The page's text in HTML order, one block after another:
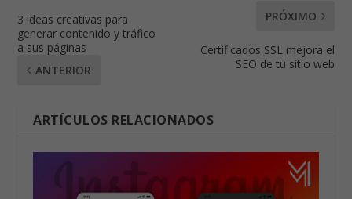
3 ideas creativas para
generar contenido y tráfico
a sus páginas
ANTERIOR
PRÓXIMO
Certificados SSL mejora el
SEO de tu sitio web
ARTÍCULOS RELACIONADOS